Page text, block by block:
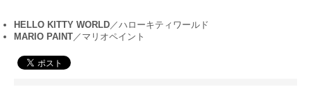
HELLO KITTY WORLD ／ハローキティワールド
MARIO PAINT ／ マリオペイント